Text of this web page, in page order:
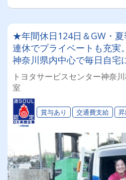
★年間休日124日＆GW・
連休でプライベートも充実
神奈川県内中心で毎日自宅
ル。 賞与・昇給・社会保
も安心の充実度★
トヨタサービスセンター神奈
室
賞与あり 交通費支給